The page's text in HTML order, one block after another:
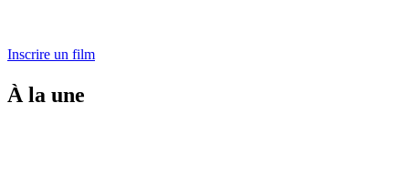
Inscrire un film
À la une